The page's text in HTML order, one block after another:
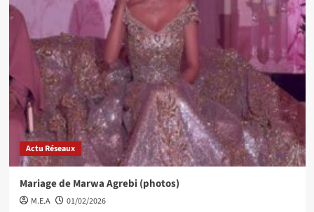
Actu Réseaux
Mariage de Marwa Agrebi (photos)
M.E.A 01/02/2026